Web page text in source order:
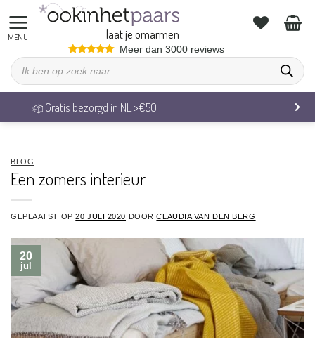
naar
inhoud
laat je omarmen
Meer dan 3000 reviews
Producten
zoeken
Veilig betalen & 14 dagen retourrecht
BLOG
Een zomers interieur
GEPLAATST OP20 JULI 2020 DOORCLAUDIA VAN DEN BERG
20
jul